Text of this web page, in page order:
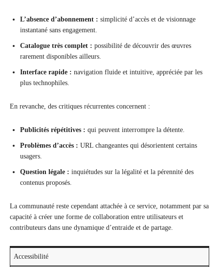
L’absence d’abonnement : simplicité d’accès et de visionnage
instantané sans engagement.
Catalogue très complet : possibilité de découvrir des œuvres
rarement disponibles ailleurs.
Interface rapide : navigation fluide et intuitive, appréciée par les
plus technophiles.
En revanche, des critiques récurrentes concernent :
Publicités répétitives : qui peuvent interrompre la détente.
Problèmes d’accès : URL changeantes qui désorientent certains
usagers.
Question légale : inquiétudes sur la légalité et la pérennité des
contenus proposés.
La communauté reste cependant attachée à ce service, notamment par sa
capacité à créer une forme de collaboration entre utilisateurs et
contributeurs dans une dynamique d’entraide et de partage.
Accessibilité